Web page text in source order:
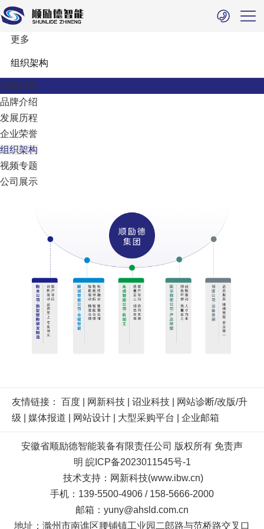
更多
组织架构
所有栏目
品牌介绍
发展历程
企业荣誉
组织架构
视频专题
公司展示
友情链接： 百度 网新科技 诏业科技
网站诊断/改版/升
级
媒体报道 网站设计 大型采购平台 企业邮箱
安徽省顺励德智能装备有限责任公司 版权所有 免责声
明 皖ICP备2023011545号-1
技术支持 ： 网新科技(www.ibw.cn)
手机：139-5500-4906 / 158-5666-2000
邮箱：yuny@ahsld.com.cn
地址：滁州市南谯区腰铺镇工业园二郎路与范桥路交叉口